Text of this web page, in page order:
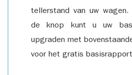
tellerstand van uw
de knop kunt u uw
upgraden met
voor het gratis